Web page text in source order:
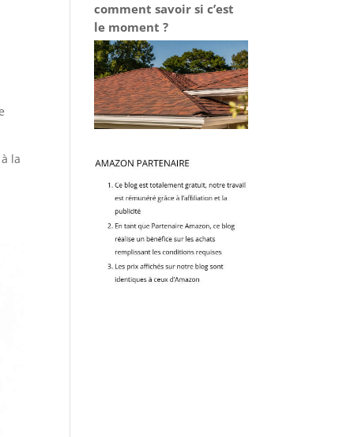
la
comment savoir si c’est
le moment ?